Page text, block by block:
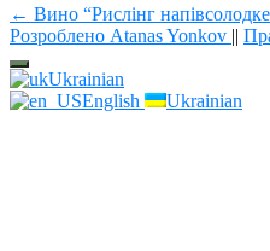
Навігація
записів
← Вино “Рислінг напівсолодке
Розроблено Atanas Yonkov ||
Ukrainian
English
Ukrainian